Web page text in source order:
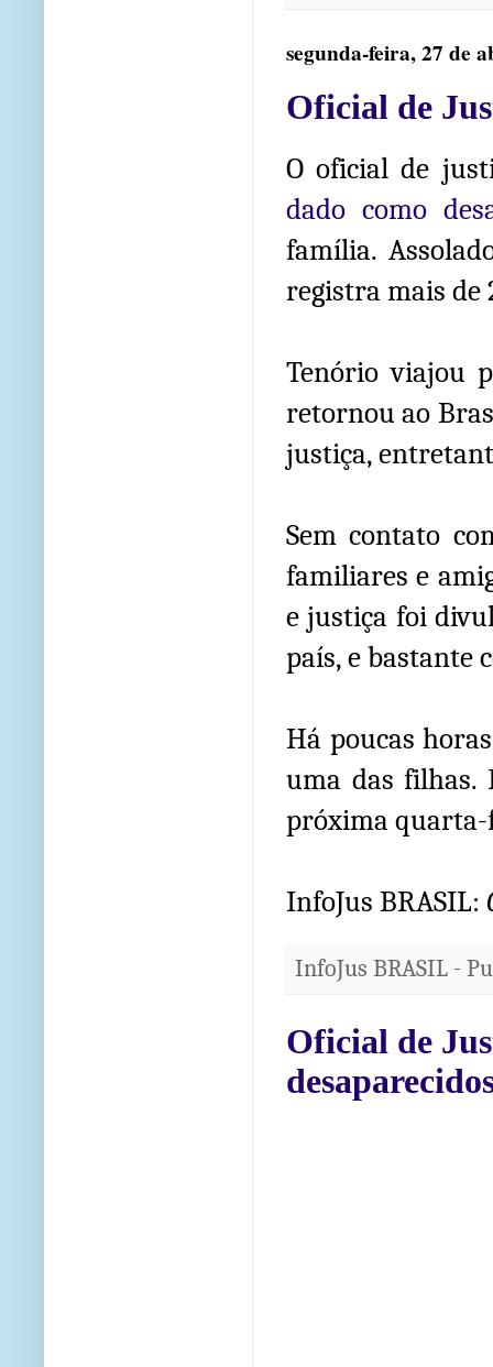
segunda-feira, 27 de
Oficial de
O oficial de
dado como
família.
registra mais de
Tenório viajou
retornou ao
justiça,
Sem contato
familiares e
e justiça foi
país, e bastante
Há poucas
uma das filhas.
próxima quarta-
InfoJus BRASIL:
InfoJus BRASIL -
Oficial de